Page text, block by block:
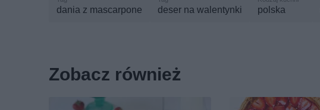
dania z mascarpone deser na walentynki polska
Zobacz również